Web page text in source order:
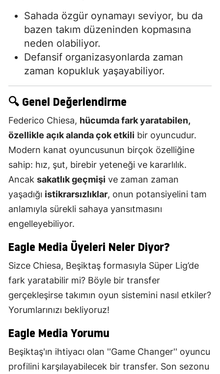
Sahada özgür oynamayı seviyor, bu da
bazen takım düzeninden kopmasına
neden olabiliyor.
Defansif organizasyonlarda zaman
zaman kopukluk yaşayabiliyor.
🔍 Genel Değerlendirme
Federico Chiesa, hücumda fark yaratabilen,
özellikle açık alanda çok etkili bir oyuncudur.
Modern kanat oyuncusunun birçok özelliğine
sahip: hız, şut, birebir yeteneği ve kararlılık.
Ancak sakatlık geçmişi ve zaman zaman
yaşadığı istikrarsızlıklar, onun potansiyelini tam
anlamıyla sürekli sahaya yansıtmasını
engelleyebiliyor.
Eagle Media Üyeleri Neler Diyor?
Sizce Chiesa, Beşiktaş formasıyla Süper Lig’de
fark yaratabilir mi? Böyle bir transfer
gerçekleşirse takımın oyun sistemini nasıl etkiler?
Yorumlarınızı bekliyoruz!
Eagle Media Yorumu
Beşiktaş'ın ihtiyacı olan ''Game Changer'' oyuncu
profilini karşılayabilecek bir transfer. Son sezonu